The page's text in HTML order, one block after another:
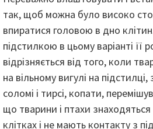
так, щоб можна було високо
впиратися головою в дно
підстилкою в цьому варіанті її
відрізняється від того, коли
на вільному вигулі на
соломі і тирсі, копати,
що тварини і птахи знаходяться
клітках і не мають контакту з